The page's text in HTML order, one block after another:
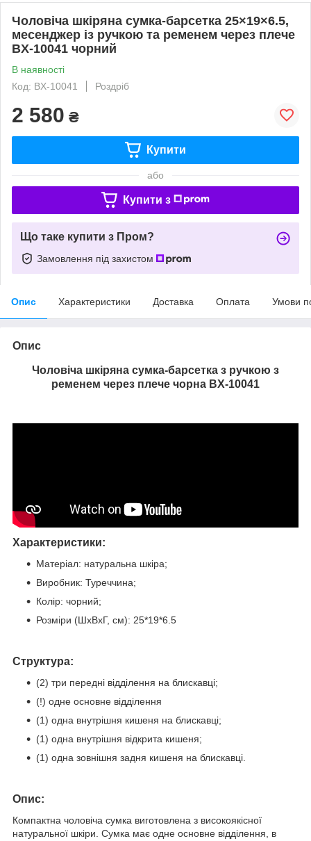
Чоловіча шкіряна сумка-барсетка 25×19×6.5,
месенджер із ручкою та ременем через плече
BX-10041 чорний
В наявності
Код: BX-10041
Роздріб
2 580 ₴
Купити
або
Купити з
Що таке купити з Пром?
Замовлення під захистом
Опис Характеристики Доставка Оплата Умови
Опис
Чоловіча шкіряна сумка-барсетка з ручкою з
ременем через плече чорна BX-10041
Характеристики:
Матеріал: натуральна шкіра;
Виробник: Туреччина;
Колір: чорний;
Розміри (ШхВхГ, см): 25*19*6.5
Структура:
(2) три передні відділення на блискавці;
(!) одне основне відділення
(1) одна внутрішня кишеня на блискавці;
(1) одна внутрішня відкрита кишеня;
(1) одна зовнішня задня кишеня на блискавці.
Опис:
Компактна чоловіча сумка виготовлена з високоякісної
натуральної шкіри. Сумка має одне основне відділення, в